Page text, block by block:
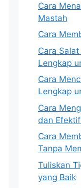
Cara
Mastah
Cara
Cara
Lengkap
Cara
Lengkap
Cara
dan
Cara
Tanpa
Tuliskan
yang Baik